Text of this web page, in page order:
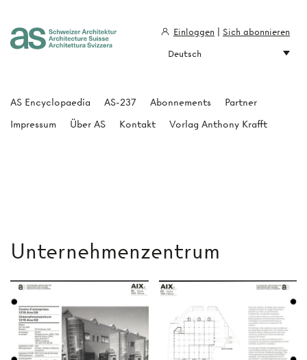
Unternehmenzentrum
AS Encyclopaedia AS-237 Abonnements
Partner
Impressum
Über AS Kontakt Vorlag Anthony Krafft
Einloggen
Sich abonnieren
Deutsch